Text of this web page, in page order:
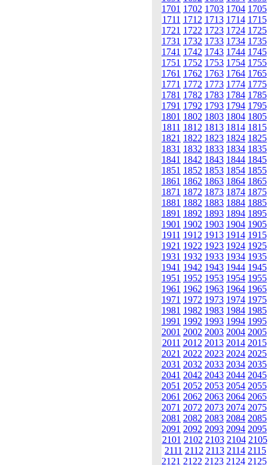
1701 1702 1703 1704 1705
1711 1712 1713 1714 1715
1721 1722 1723 1724 1725
1731 1732 1733 1734 1735
1741 1742 1743 1744 1745
1751 1752 1753 1754 1755
1761 1762 1763 1764 1765
1771 1772 1773 1774 1775
1781 1782 1783 1784 1785
1791 1792 1793 1794 1795
1801 1802 1803 1804 1805
1811 1812 1813 1814 1815
1821 1822 1823 1824 1825
1831 1832 1833 1834 1835
1841 1842 1843 1844 1845
1851 1852 1853 1854 1855
1861 1862 1863 1864 1865
1871 1872 1873 1874 1875
1881 1882 1883 1884 1885
1891 1892 1893 1894 1895
1901 1902 1903 1904 1905
1911 1912 1913 1914 1915
1921 1922 1923 1924 1925
1931 1932 1933 1934 1935
1941 1942 1943 1944 1945
1951 1952 1953 1954 1955
1961 1962 1963 1964 1965
1971 1972 1973 1974 1975
1981 1982 1983 1984 1985
1991 1992 1993 1994 1995
2001 2002 2003 2004 2005
2011 2012 2013 2014 2015
2021 2022 2023 2024 2025
2031 2032 2033 2034 2035
2041 2042 2043 2044 2045
2051 2052 2053 2054 2055
2061 2062 2063 2064 2065
2071 2072 2073 2074 2075
2081 2082 2083 2084 2085
2091 2092 2093 2094 2095
2101 2102 2103 2104 2105
2111 2112 2113 2114 2115
2121 2122 2123 2124 2125